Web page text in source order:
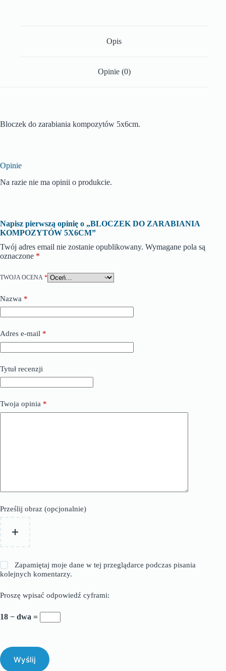
Opis
Opinie (0)
Bloczek do zarabiania kompozytów 5x6cm.
Opinie
Na razie nie ma opinii o produkcie.
Napisz pierwszą opinię o „BLOCZEK DO ZARABIANIA
KOMPOZYTÓW 5X6CM”
Twój adres email nie zostanie opublikowany. Wymagane pola są
oznaczone *
TWOJA OCENA *
Nazwa *
Adres e-mail *
Tytuł recenzji
Twoja opinia *
Prześlij obraz (opcjonalnie)
Zapamiętaj moje dane w tej przeglądarce podczas pisania
kolejnych komentarzy.
Proszę wpisać odpowiedź cyframi:
18 − dwa =
Wyślij